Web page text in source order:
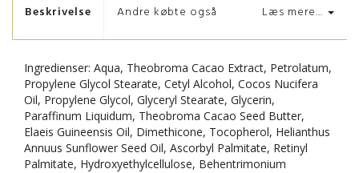
Læs mere...
Beskrivelse Andre købte også
Ingredienser: Aqua, Theobroma Cacao Extract, Petrolatum,
Propylene Glycol Stearate, Cetyl Alcohol, Cocos Nucifera
Oil, Propylene Glycol, Glyceryl Stearate, Glycerin,
Paraffinum Liquidum, Theobroma Cacao Seed Butter,
Elaeis Guineensis Oil, Dimethicone, Tocopherol, Helianthus
Annuus Sunflower Seed Oil, Ascorbyl Palmitate, Retinyl
Palmitate, Hydroxyethylcellulose, Behentrimonium